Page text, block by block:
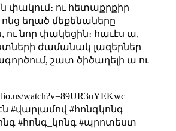
փակում։ ու հետաքրքիր
եղած մեքենաները
ու նոր փակեցին։ հաւէս ա,
ժամանակ լազերներ
շատ ծիծաղելի ա ու
watch?v=89UR3uYEKwc
#վարլամով #հոնգկոնգ
#հոնգ_կոնգ #պրոտեստ